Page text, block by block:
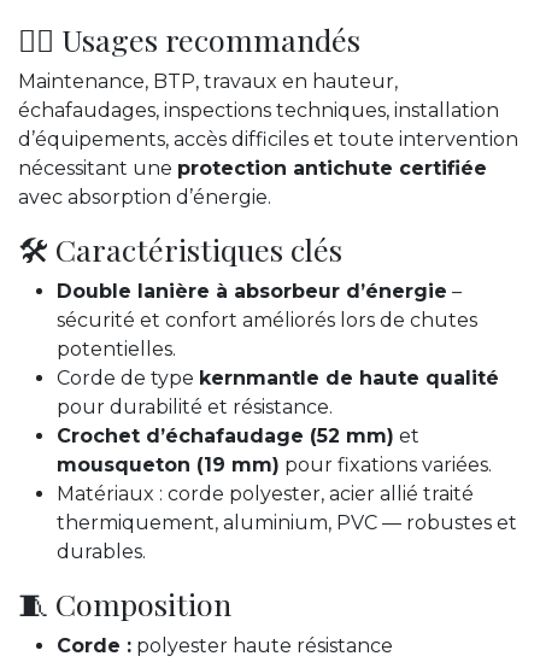
👷‍♂️ Usages recommandés
Maintenance, BTP, travaux en hauteur,
échafaudages, inspections techniques, installation
d’équipements, accès difficiles et toute intervention
nécessitant une protection antichute certifiée
avec absorption d’énergie.
🛠️ Caractéristiques clés
Double lanière à absorbeur d’énergie –
sécurité et confort améliorés lors de chutes
potentielles.
Corde de type kernmantle de haute qualité
pour durabilité et résistance.
Crochet d’échafaudage (52 mm) et
mousqueton (19 mm) pour fixations variées.
Matériaux : corde polyester, acier allié traité
thermiquement, aluminium, PVC — robustes et
durables.
🧵 Composition
Corde : polyester haute résistance